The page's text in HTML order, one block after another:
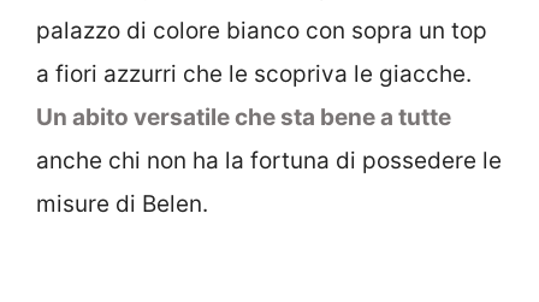
palazzo di colore bianco con sopra un top
a fiori azzurri che le scopriva le giacche.
Un abito versatile che sta bene a tutte
anche chi non ha la fortuna di possedere le
misure di Belen.